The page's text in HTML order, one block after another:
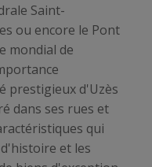
Saint-
ou encore le Pont
mondial de
prestigieux d'Uzès
dans ses rues et
qui
et les